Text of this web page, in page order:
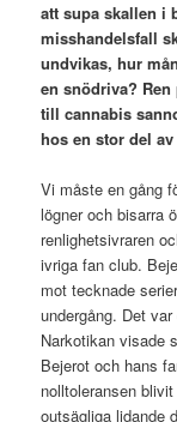
att supa skallen i
misshandelsfall
undvikas, hur
en snödriva?
till cannabis
hos en stor del
Vi måste en gång
lögner och bisarra
renlighetsivraren
ivriga fan club.
mot tecknade
undergång. Det
Narkotikan visade
Bejerot och hans
nolltoleransen
outsägliga lidande